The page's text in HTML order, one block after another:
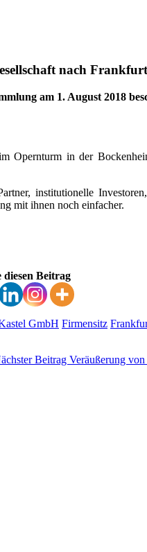
nach
am 1. August 2018
in der
institutionelle
mit ihnen noch einfacher.
diesen Beitrag
GmbH Firmensitz
Beitrag Veräußerung